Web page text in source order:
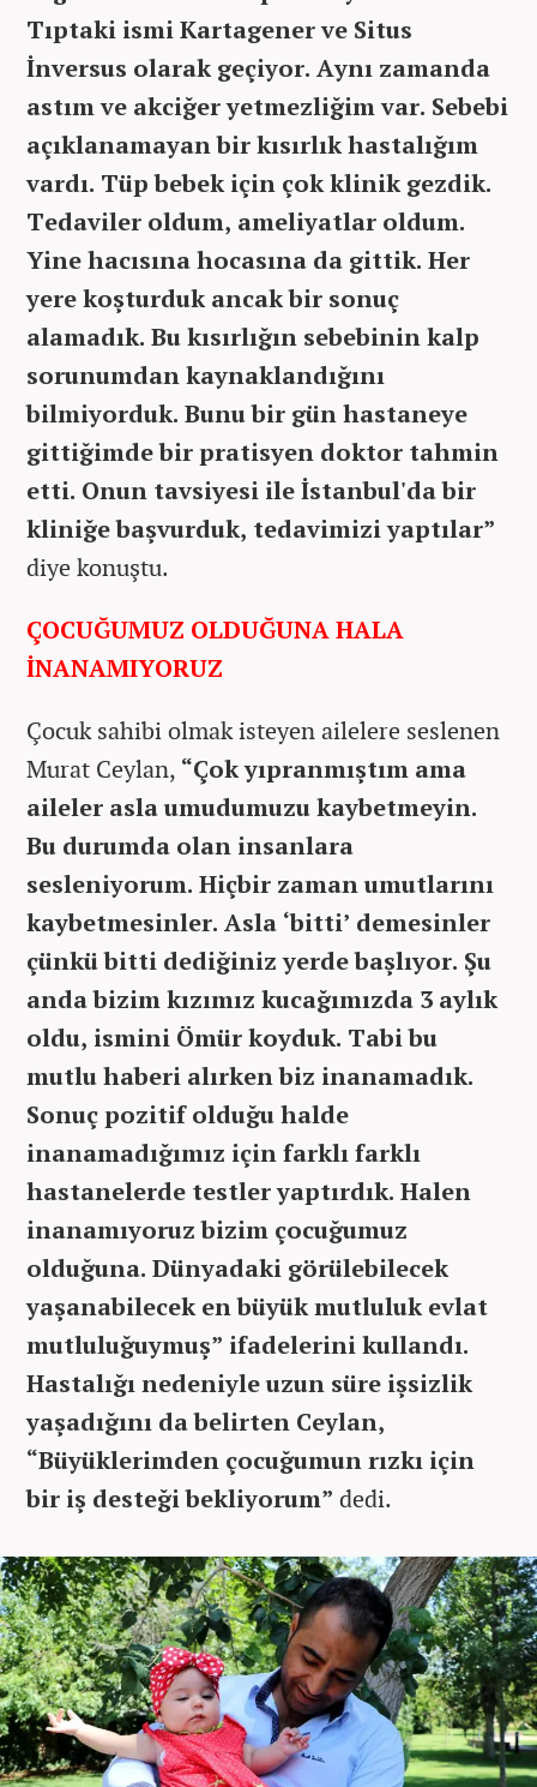
Tıptaki ismi Kartagener ve Situs
İnversus olarak geçiyor. Aynı zamanda
astım ve akciğer yetmezliğim var. Sebebi
açıklanamayan bir kısırlık hastalığım
vardı. Tüp bebek için çok klinik gezdik.
Tedaviler oldum, ameliyatlar oldum.
Yine hacısına hocasına da gittik. Her
yere koşturduk ancak bir sonuç
alamadık. Bu kısırlığın sebebinin kalp
sorunumdan kaynaklandığını
bilmiyorduk. Bunu bir gün hastaneye
gittiğimde bir pratisyen doktor tahmin
etti. Onun tavsiyesi ile İstanbul'da bir
kliniğe başvurduk, tedavimizi yaptılar”
diye konuştu.
ÇOCUĞUMUZ OLDUĞUNA HALA
İNANAMIYORUZ
Çocuk sahibi olmak isteyen ailelere seslenen
Murat Ceylan, “Çok yıpranmıştım ama
aileler asla umudumuzu kaybetmeyin.
Bu durumda olan insanlara
sesleniyorum. Hiçbir zaman umutlarını
kaybetmesinler. Asla ‘bitti’ demesinler
çünkü bitti dediğiniz yerde başlıyor. Şu
anda bizim kızımız kucağımızda 3 aylık
oldu, ismini Ömür koyduk. Tabi bu
mutlu haberi alırken biz inanamadık.
Sonuç pozitif olduğu halde
inanamadığımız için farklı farklı
hastanelerde testler yaptırdık. Halen
inanamıyoruz bizim çocuğumuz
olduğuna. Dünyadaki görülebilecek
yaşanabilecek en büyük mutluluk evlat
mutluluğuymuş” ifadelerini kullandı.
Hastalığı nedeniyle uzun süre işsizlik
yaşadığını da belirten Ceylan,
“Büyüklerimden çocuğumun rızkı için
bir iş desteği bekliyorum” dedi.